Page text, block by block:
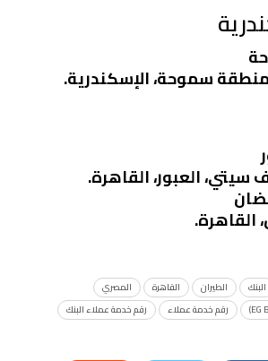
العبور، القاهرة.
البنك الطيران القاهرة
المصري
رقم خدمة عملاء
رقم خدمة عملاء البنك